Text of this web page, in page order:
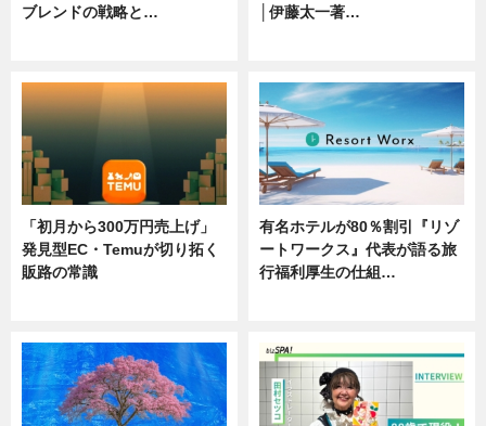
ブレンドの戦略と…
│伊藤太一著…
「初月から300万円売上げ」
発見型EC・Temuが切り拓く
販路の常識
有名ホテルが80％割引『リゾ
ートワークス』代表が語る旅
行福利厚生の仕組…